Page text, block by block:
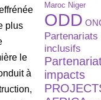
plus
le
à
Maroc Niger
ODD
Partenariats
inclusifs
impacts